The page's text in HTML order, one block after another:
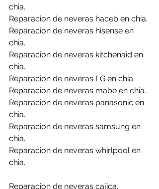
chia.
Reparacion de neveras haceb en chia.
Reparacion de neveras hisense en
chia.
Reparacion de neveras kitchenaid en
chia.
Reparacion de neveras LG en chia.
Reparacion de neveras mabe en chia.
Reparacion de neveras panasonic en
chia.
Reparacion de neveras samsung en
chia.
Reparacion de neveras whirlpool en
chia.
Reparacion de neveras cajica.